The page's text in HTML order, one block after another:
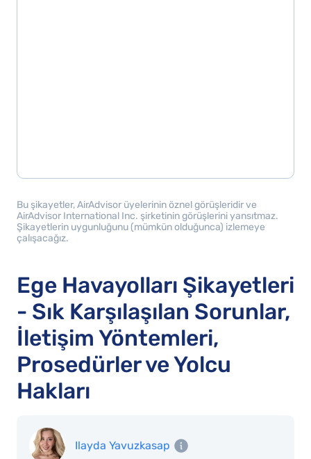
Bu şikayetler, AirAdvisor üyelerinin öznel görüşleridir ve
AirAdvisor International Inc. şirketinin görüşlerini yansıtmaz.
Şikayetlerin uygunluğunu (mümkün olduğunca) izlemeye
çalışacağız.
Ege Havayolları Şikayetleri
- Sık Karşılaşılan Sorunlar,
İletişim Yöntemleri,
Prosedürler ve Yolcu
Hakları
Ilayda Yavuzkasap